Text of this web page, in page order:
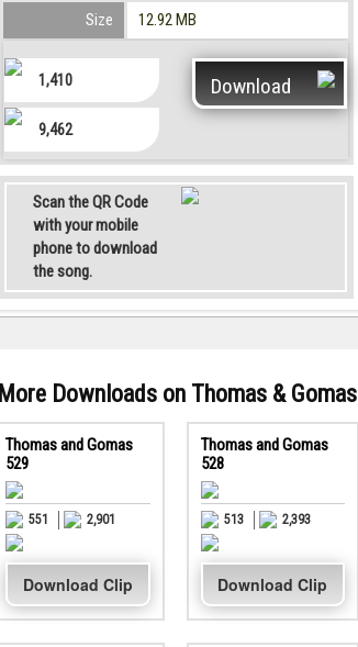
Size 12.92 MB
1,410
9,462
Download
Scan the QR Code
with your mobile
phone to download
the song.
More Downloads on Thomas & Gomas
Thomas and Gomas
529
551 2,901
Download Clip
Thomas and Gomas
528
513 2,393
Download Clip